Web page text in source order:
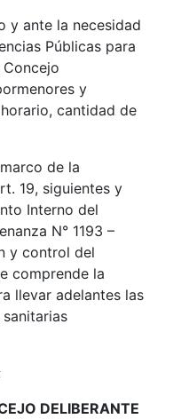
y ante la necesidad
Públicas para
y
cantidad de
de la
19, siguientes y
Interno del
N° 1193 –
y control del
comprende la
llevar adelantes las
DELIBERANTE